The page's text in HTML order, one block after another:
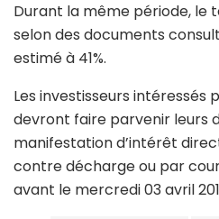
Durant la même période, le
selon des documents
estimé à 41%.
Les investisseurs intéressés
devront faire parvenir leurs
manifestation d’intérêt
contre décharge ou par
avant le mercredi 03 avril